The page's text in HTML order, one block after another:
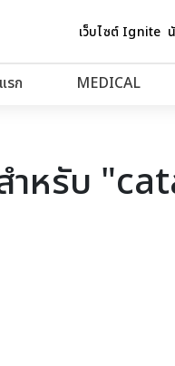
เว็บไซต์ Ignite
รก MEDICAL
หรับ